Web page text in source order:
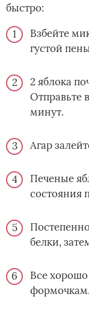
быстро:
Взбейте
густой
2 яблока
Отправьте
минут.
Агар
Печеные
состояния
белки,
Все
формочкам.